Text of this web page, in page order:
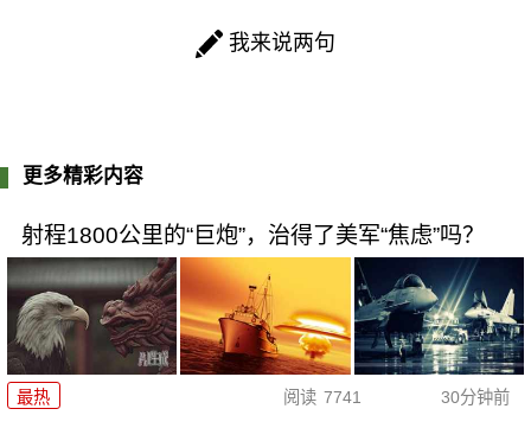
我来说两句
更多精彩内容
射程1800公里的“巨炮”，治得了美军“焦虑”吗？
最热 阅读 7741 30分钟前